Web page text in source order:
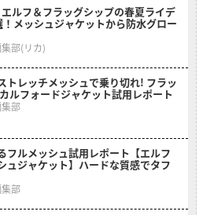
エルフ＆フラッグシップの春夏ライデ
メッシュジャケットから防水グロー
部(リカ)
トレッチメッシュで乗り切れ! フラッ
ルフォードジャケット試用レポート
部
フルメッシュ試用レポート【エルフ
ュジャケット】ハードな質感でタフ
部